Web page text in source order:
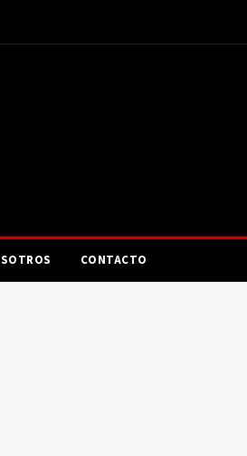
CONTACTO